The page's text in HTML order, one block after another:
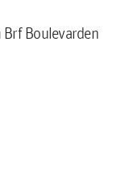
Boulevarden